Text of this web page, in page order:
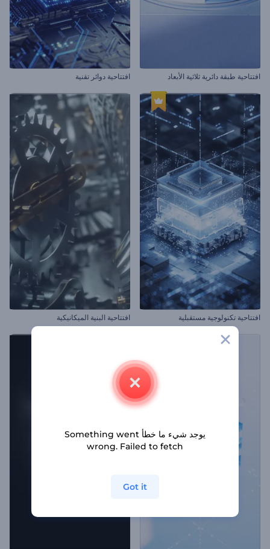
افتتاحية طبقة دائرية ثلاثية الأبعاد افتتاحية دوائر تقنية
افتتاحية تكنولوجية مستقبلية افتتاحية البنية الميكانيكية
يوجد شيء ما خطأ Something went
wrong. Failed to fetch
Got it